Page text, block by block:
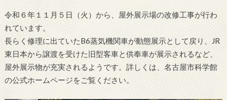
令和６年１１月５日（火）から、屋外展示場の改修工事が行わ
れています。
長らく修理に出ていたB6蒸気機関車が動態展示として戻り、JR
東日本から譲渡を受けた旧型客車と供奉車が展示されるなど、
屋外展示物が充実されるようです。詳しくは、名古屋市科学館
の公式ホームページをご覧ください。